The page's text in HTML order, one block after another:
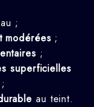
;
modérées ;
;
superficielles
au teint.